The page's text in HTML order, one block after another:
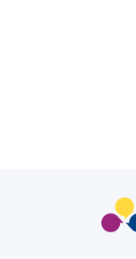
Brindamos
dirigidos a